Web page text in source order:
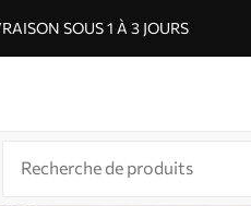
SOUS 1 À 3 JOURS